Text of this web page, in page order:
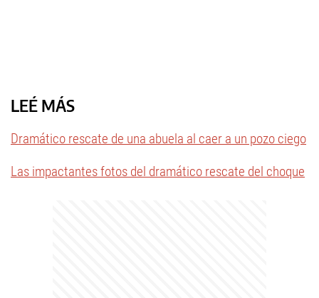
LEÉ MÁS
Dramático rescate de una abuela al caer a un pozo ciego
Las impactantes fotos del dramático rescate del choque